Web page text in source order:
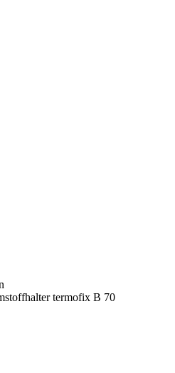
termofix B 70